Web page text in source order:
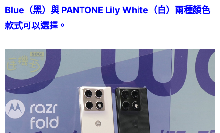
Blue（黑）與 PANTONE Lily White（白）兩種顏色
款式可以選擇。